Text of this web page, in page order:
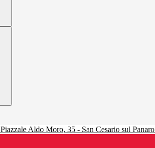
Piazzale Aldo Moro, 35 - San Cesario sul Panaro